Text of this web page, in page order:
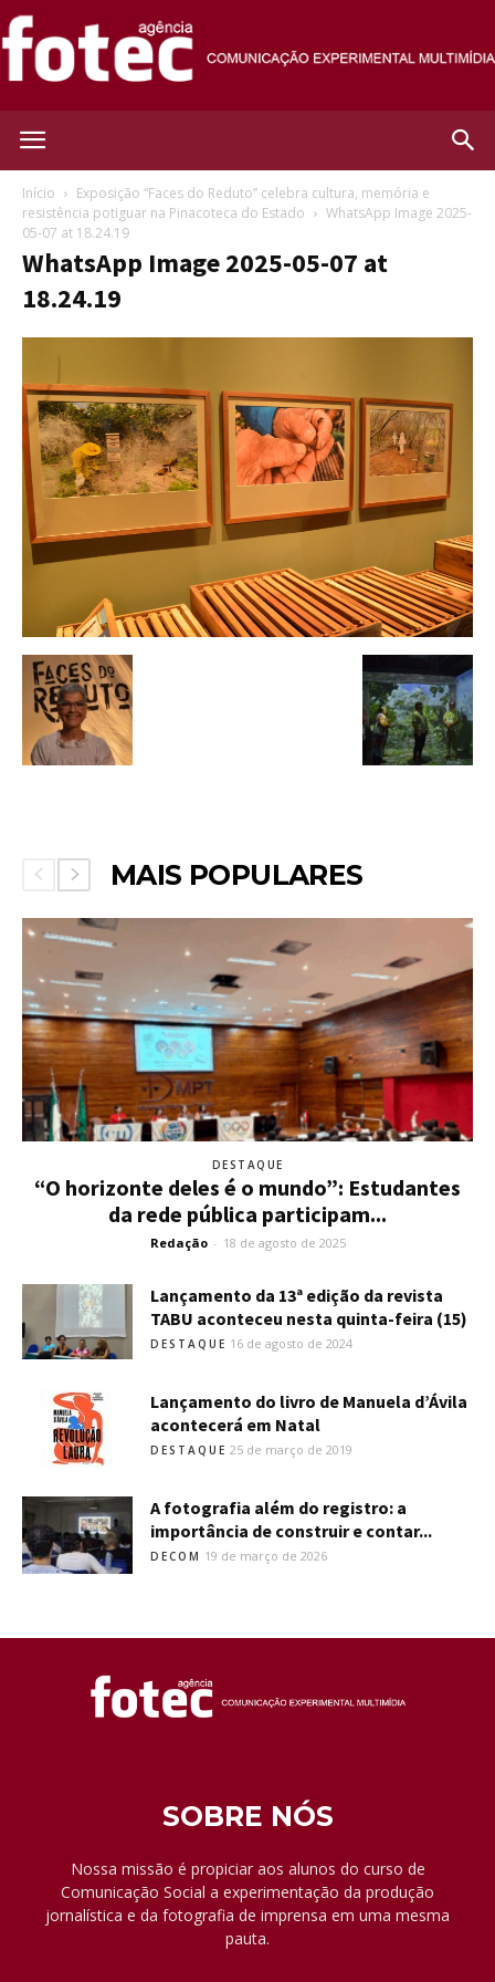
Fotec
Início
Exposição “Faces do Reduto” celebra cultura, memória e
resistência potiguar na Pinacoteca do Estado
WhatsApp Image 2025-
05-07 at 18.24.19
WhatsApp Image 2025-05-07 at
18.24.19
MAIS POPULARES
DESTAQUE
“O horizonte deles é o mundo”: Estudantes
da rede pública participam...
Redação - 18 de agosto de 2025
Lançamento da 13ª edição da revista
TABU aconteceu nesta quinta-feira (15)
DESTAQUE 16 de agosto de 2024
Lançamento do livro de Manuela d’Ávila
acontecerá em Natal
DESTAQUE 25 de março de 2019
A fotografia além do registro: a
importância de construir e contar...
DECOM 19 de março de 2026
SOBRE NÓS
Nossa missão é propiciar aos alunos do curso de
Comunicação Social a experimentação da produção
jornalística e da fotografia de imprensa em uma mesma
pauta.